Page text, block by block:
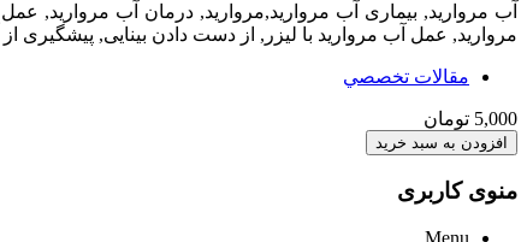
آب مروارید, بیماری آب مروارید,مروارید, درمان آب
مروارید, عمل آب مروارید با لیزر, از دست دادن بینایی, پیشگیری
مقالات تخصصي
5,000 تومان
منوی کاربری
Menu